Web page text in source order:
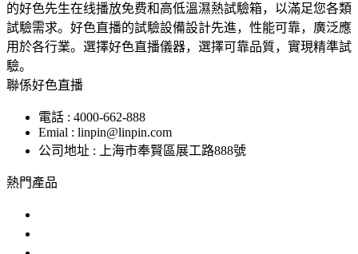
的好色先生在线播放免费和高低溫濕熱試驗箱，以滿足您各類
試驗需求。好色直播的試驗設備設計先進，性能可靠，廣泛應
用於各行業。選擇好色直播儀器，選擇可靠品質，實現精準試
驗。
聯係好色直播
電話 : 4000-662-888
Emial : linpin@linpin.com
公司地址 : 上海市奉賢區展工路888號
熱門產品